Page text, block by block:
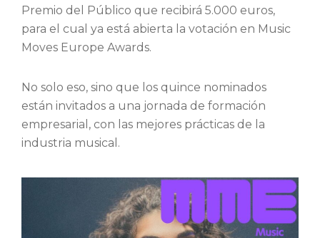
Premio del Público que recibirá 5.000 euros,
para el cual ya está abierta la votación en Music
Moves Europe Awards.
No solo eso, sino que los quince nominados
están invitados a una jornada de formación
empresarial, con las mejores prácticas de la
industria musical.